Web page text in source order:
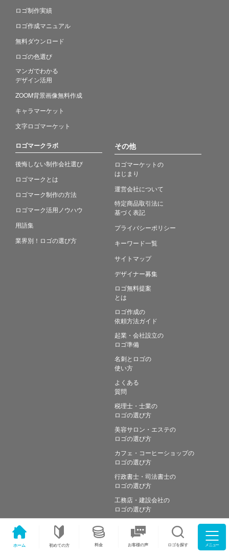
ホーム 初めての方 料金 お客様の声 ロゴを探す メニュー
ロゴ制作実績
ロゴ作成マニュアル
無料ダウンロード
ロゴの色選び
マンガでわかる
デザイン活用
ZOOM背景画像無料作成
キャラマーケット
文字ロゴマーケット
ロゴマークラボ
後悔しない制作会社選び
ロゴマークとは
ロゴマーク制作の方法
ロゴマーク活用ノウハウ
用語集
業界別！ロゴの選び方
その他
ロゴマーケットの
はじまり
運営会社について
特定商品取引法に
基づく表記
プライバシーポリシー
キーワード一覧
サイトマップ
デザイナー募集
ロゴ無料提案
とは
ロゴ作成の
依頼方法ガイド
起業・会社設立の
ロゴ準備
名刺とロゴの
使い方
よくある
質問
税理士・士業の
ロゴの選び方
美容サロン・エステの
ロゴの選び方
カフェ・コーヒーショップの
ロゴの選び方
行政書士・司法書士の
ロゴの選び方
工務店・建設会社の
ロゴの選び方
Copyright © Simple works Inc. All Rights Reserved.